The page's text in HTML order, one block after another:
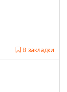
В закладки